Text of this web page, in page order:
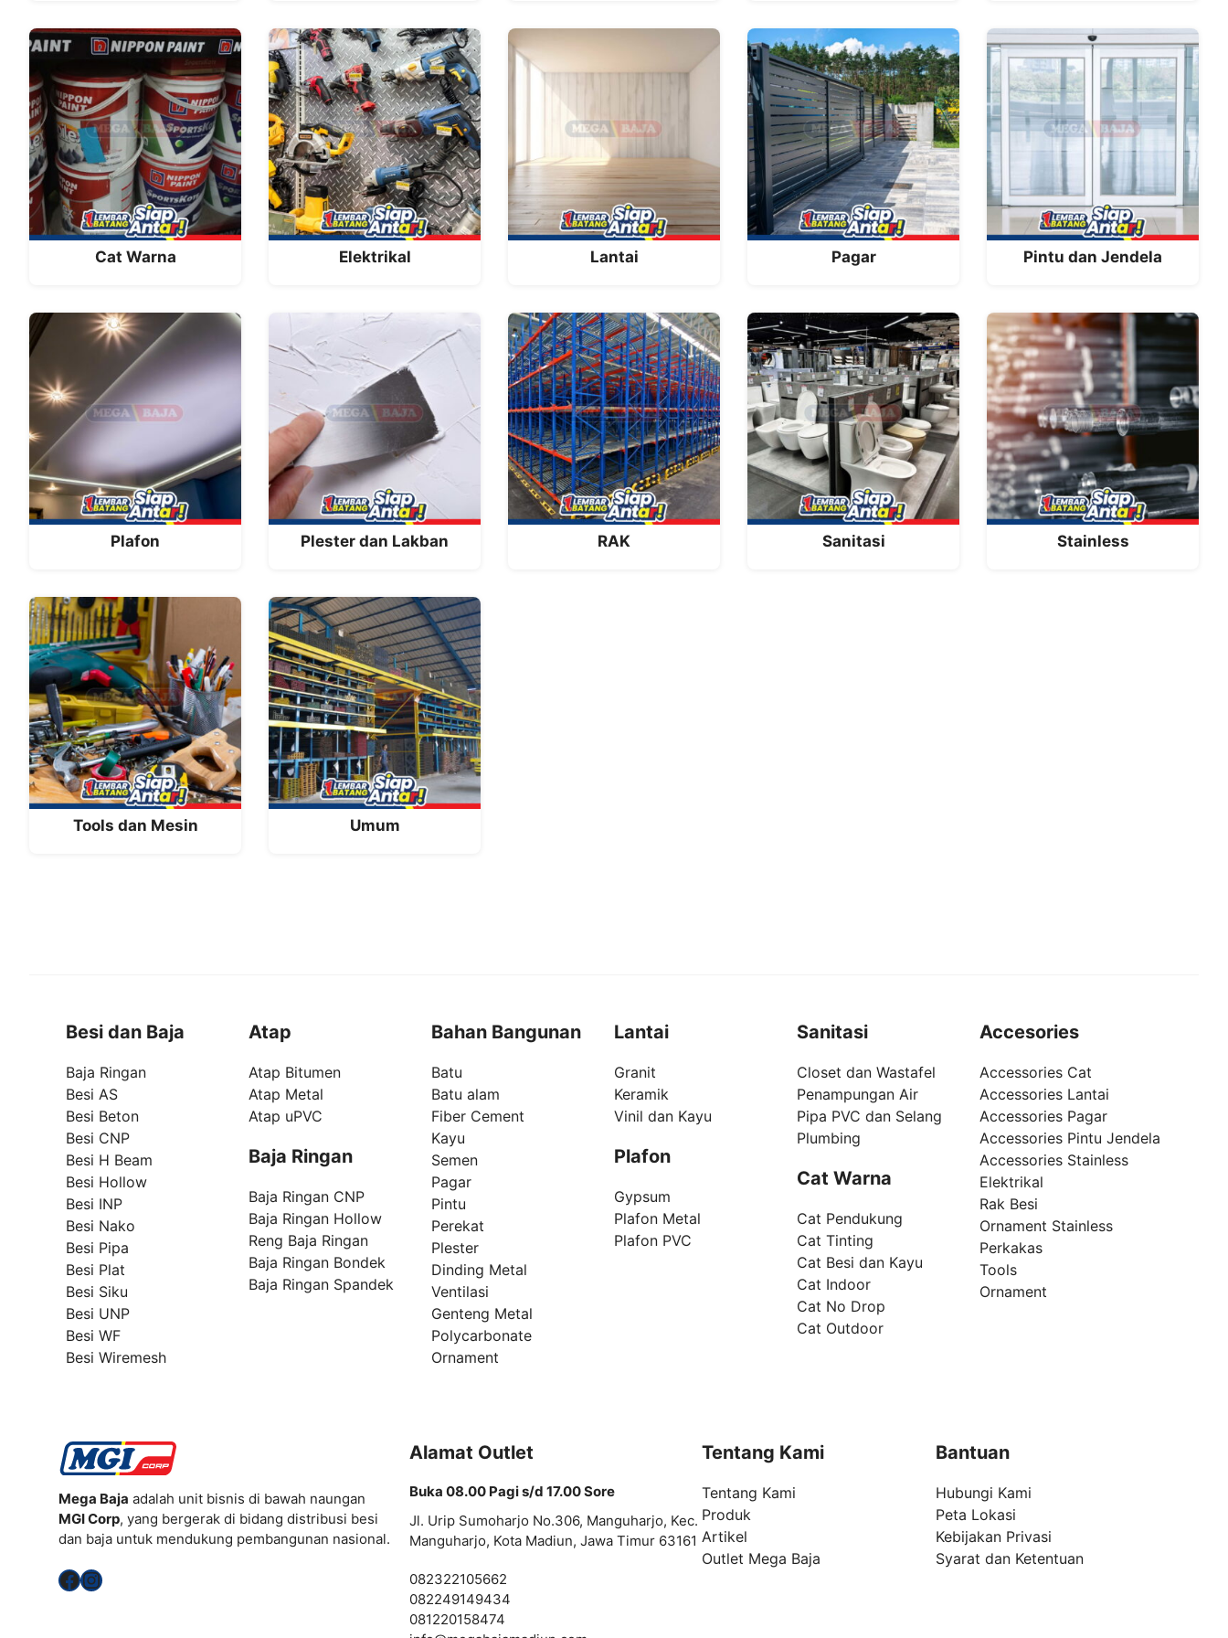
Cat Warna Elektrikal Lantai Pagar Pintu dan Jendela
Plafon Plester dan Lakban RAK Sanitasi Stainless
Tools dan Mesin Umum
Besi dan Baja
Baja Ringan
Besi AS
Besi Beton
Besi CNP
Besi H Beam
Besi Hollow
Besi INP
Besi Nako
Besi Pipa
Besi Plat
Besi Siku
Besi UNP
Besi WF
Besi Wiremesh
Atap
Atap Bitumen
Atap Metal
Atap uPVC
Baja Ringan
Baja Ringan CNP
Baja Ringan Hollow
Reng Baja Ringan
Baja Ringan Bondek
Baja Ringan Spandek
Bahan Bangunan
Batu
Batu alam
Fiber Cement
Kayu
Semen
Pagar
Pintu
Perekat
Plester
Dinding Metal
Ventilasi
Genteng Metal
Polycarbonate
Ornament
Lantai
Granit
Keramik
Vinil dan Kayu
Plafon
Gypsum
Plafon Metal
Plafon PVC
Sanitasi
Closet dan Wastafel
Penampungan Air
Pipa PVC dan Selang
Plumbing
Cat Warna
Cat Pendukung
Cat Tinting
Cat Besi dan Kayu
Cat Indoor
Cat No Drop
Cat Outdoor
Accesories
Accessories Cat
Accessories Lantai
Accessories Pagar
Accessories Pintu Jendela
Accessories Stainless
Elektrikal
Rak Besi
Ornament Stainless
Perkakas
Tools
Ornament
Mega Baja adalah unit bisnis di bawah naungan
MGI Corp, yang bergerak di bidang distribusi besi
dan baja untuk mendukung pembangunan nasional.
Facebook
Instagram
Alamat Outlet
Buka 08.00 Pagi s/d 17.00 Sore
Jl. Urip Sumoharjo No.306, Manguharjo, Kec.
Manguharjo, Kota Madiun, Jawa Timur 63161
082322105662
082249149434
081220158474
Tentang Kami
Tentang Kami
Produk
Artikel
Outlet Mega Baja
Bantuan
Hubungi Kami
Peta Lokasi
Kebijakan Privasi
Syarat dan Ketentuan